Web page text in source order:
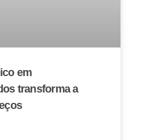
em
transforma a